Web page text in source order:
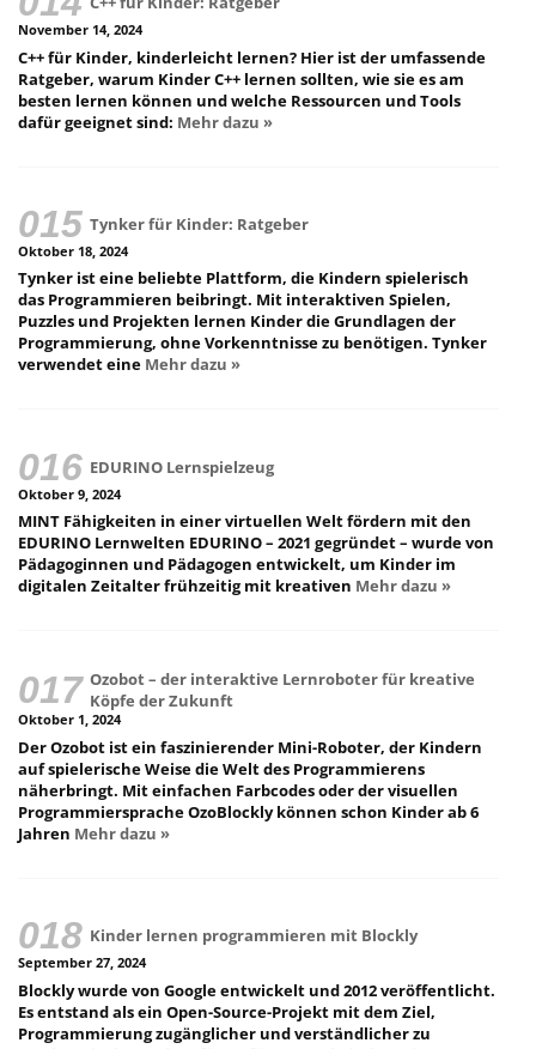
November 14, 2024
C++ für Kinder, kinderleicht lernen? Hier ist der umfassende
Ratgeber, warum Kinder C++ lernen sollten, wie sie es am
besten lernen können und welche Ressourcen und Tools
dafür geeignet sind: Mehr dazu »
Tynker für Kinder: Ratgeber
Oktober 18, 2024
Tynker ist eine beliebte Plattform, die Kindern spielerisch
das Programmieren beibringt. Mit interaktiven Spielen,
Puzzles und Projekten lernen Kinder die Grundlagen der
Programmierung, ohne Vorkenntnisse zu benötigen. Tynker
verwendet eine Mehr dazu »
EDURINO Lernspielzeug
Oktober 9, 2024
MINT Fähigkeiten in einer virtuellen Welt fördern mit den
EDURINO Lernwelten EDURINO – 2021 gegründet – wurde von
Pädagoginnen und Pädagogen entwickelt, um Kinder im
digitalen Zeitalter frühzeitig mit kreativen Mehr dazu »
Ozobot – der interaktive Lernroboter für kreative
Köpfe der Zukunft
Oktober 1, 2024
Der Ozobot ist ein faszinierender Mini-Roboter, der Kindern
auf spielerische Weise die Welt des Programmierens
näherbringt. Mit einfachen Farbcodes oder der visuellen
Programmiersprache OzoBlockly können schon Kinder ab 6
Jahren Mehr dazu »
Kinder lernen programmieren mit Blockly
September 27, 2024
Blockly wurde von Google entwickelt und 2012 veröffentlicht.
Es entstand als ein Open-Source-Projekt mit dem Ziel,
Programmierung zugänglicher und verständlicher zu